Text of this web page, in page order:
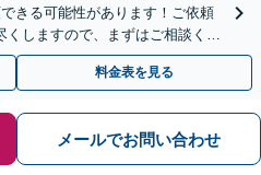
きる可能性があります！ご依頼
しますので、まずはご相談くだ
特約利用で実質0円】
料金表を見る
メールでお問い合わせ